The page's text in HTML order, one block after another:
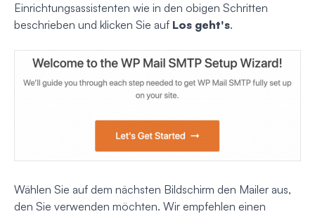
Einrichtungsassistenten wie in den obigen Schritten
beschrieben und klicken Sie auf Los geht's.
Wählen Sie auf dem nächsten Bildschirm den Mailer aus,
den Sie verwenden möchten. Wir empfehlen einen